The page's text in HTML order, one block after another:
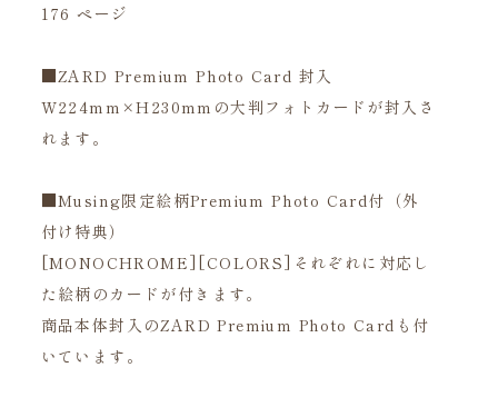
176 ページ
■ZARD Premium Photo Card 封入
W224mm×H230mmの大判フォトカードが封入さ
れます。
■Musing限定絵柄Premium Photo Card付（外
付け特典）
[MONOCHROME][COLORS]それぞれに対応し
た絵柄のカードが付きます。
商品本体封入のZARD Premium Photo Cardも付
いています。